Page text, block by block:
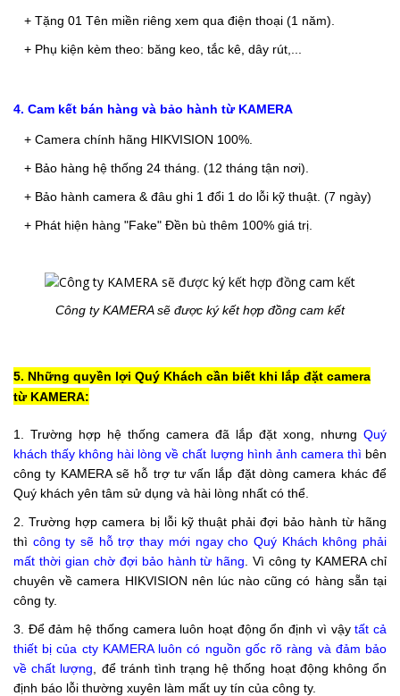
+ Tặng 01 Tên miền riêng xem qua điện thoại (1 năm).
+ Phụ kiện kèm theo: băng keo, tắc kê, dây rút,
4. Cam kết bán hàng và bảo hành từ KAMERA
+ Camera chính hãng HIKVISION 100%
+ Bảo hàng hệ thống 24 tháng. (12 tháng tận nơi).
+ Bảo hành camera & đâu ghi 1 đổi 1 do lỗi kỹ thuật. (7 ngày)
+ Phát hiện hàng "Fake" Đền bù thêm 100% giá trị.
Công ty KAMERA sẽ được ký kết hợp đồng cam kết
5. Những quyền lợi Quý Khách cần biết khi lắp đặt camera
từ KAMERA:
1. Trường hợp hệ thống camera đã lắp đặt xong, nhưng Quý
khách thấy không hài lòng về chất lượng hình ảnh camerathì bên
công ty KAMERA sẽ hỗ trợ tư vấn lắp đặt dòng camera khác để
Quý khách yên tâm sử dụng và hài lòng nhất có thể.
2. Trường hợp camera bị lỗi kỹ thuật phải đợi bảo hành từ hãng
thì công ty sẽ hỗ trợ thay mới ngay cho Quý Khách không phải
mất thời gian chờ đợi bảo hành từ hãng. Vì công ty KAMERA chỉ
chuyên về camera HIKVISION nên lúc nào cũng có hàng sẵn tại
công ty.
3. Để đảm hệ thống camera luôn hoạt động ổn định vì vậytất cả
thiết bị của cty KAMERA luôn có nguồn gốc rõ ràng và đảm bảo
về chất lượng, để tránh tình trạng hệ thống hoạt động không ổn
định báo lỗi thường xuyên làm mất uy tín của công ty.